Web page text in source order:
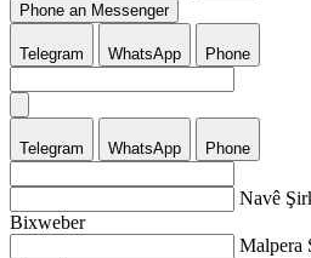
Phone an Messenger
Telegram WhatsApp Phone
Telegram WhatsApp Phone
Navê
Bixweber
Malpera